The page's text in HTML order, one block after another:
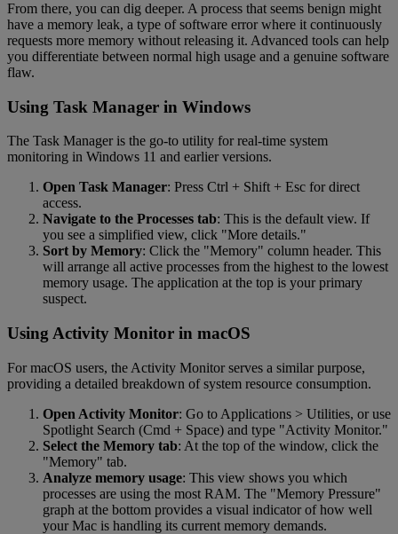
From there, you can dig deeper. A process that seems benign might
have a memory leak, a type of software error where it continuously
requests more memory without releasing it. Advanced tools can help
you differentiate between normal high usage and a genuine software
flaw.
Using Task Manager in Windows
The Task Manager is the go-to utility for real-time system
monitoring in Windows 11 and earlier versions.
Open Task Manager: Press Ctrl + Shift + Esc for direct
access.
Navigate to the Processes tab: This is the default view. If
you see a simplified view, click "More details."
Sort by Memory: Click the "Memory" column header. This
will arrange all active processes from the highest to the lowest
memory usage. The application at the top is your primary
suspect.
Using Activity Monitor in macOS
For macOS users, the Activity Monitor serves a similar purpose,
providing a detailed breakdown of system resource consumption.
Open Activity Monitor: Go to Applications > Utilities, or use
Spotlight Search (Cmd + Space) and type "Activity Monitor."
Select the Memory tab: At the top of the window, click the
"Memory" tab.
Analyze memory usage: This view shows you which
processes are using the most RAM. The "Memory Pressure"
graph at the bottom provides a visual indicator of how well
your Mac is handling its current memory demands.